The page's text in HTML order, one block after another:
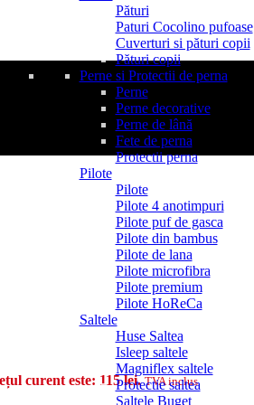
Pături
Paturi Cocolino pufoase
Cuverturi si pături copii
Pături copii
Perne si Protectii de perna
Perne
Perne decorative
Perne de lână
Fete de perna
Protectii perna
Pilote
Pilote
Pilote 4 anotimpuri
Pilote puf de gasca
Pilote din bambus
Pilote de lana
Pilote microfibra
Pilote premium
Pilote HoReCa
Saltele
Huse Saltea
Isleep saltele
Magniflex saltele
Protectie saltea
Saltele Buget
curent este: 115 lei. TVA inclus